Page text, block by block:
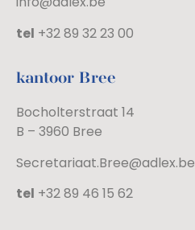
tel +32 89 32 23 00
kantoor Bree
Bocholterstraat 14
B – 3960 Bree
Secretariaat.Bree@adlex.be
tel +32 89 46 15 62